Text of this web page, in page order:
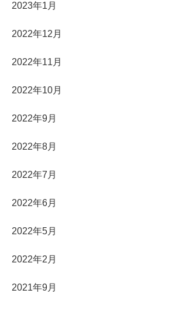
2023年1月
2022年12月
2022年11月
2022年10月
2022年9月
2022年8月
2022年7月
2022年6月
2022年5月
2022年2月
2021年9月